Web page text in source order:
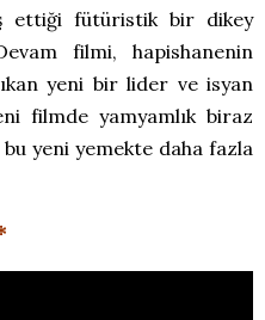
ettiği fütüristik bir dikey
filmi, hapishanenin
yeni bir lider ve isyan
filmde yamyamlık biraz
bu yeni yemekte daha fazla